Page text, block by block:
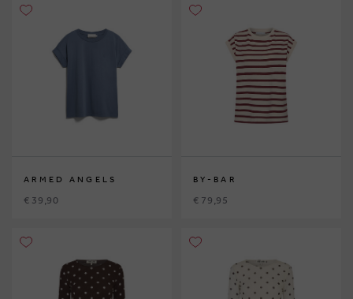
ARMED ANGELS
€ 39,90
BY-BAR
€ 79,95